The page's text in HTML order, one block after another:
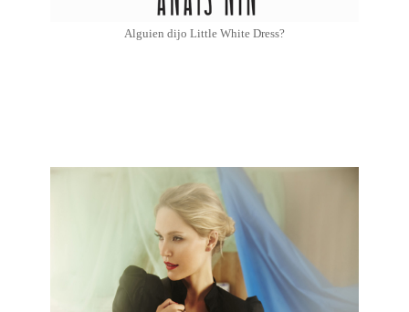
Alguien dijo Little White Dress?